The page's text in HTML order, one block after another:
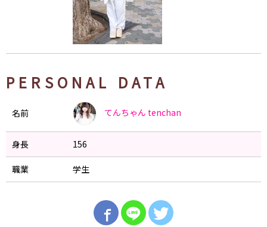
PERSONAL DATA
名前 てんちゃん tenchan
身長 156
職業 学生